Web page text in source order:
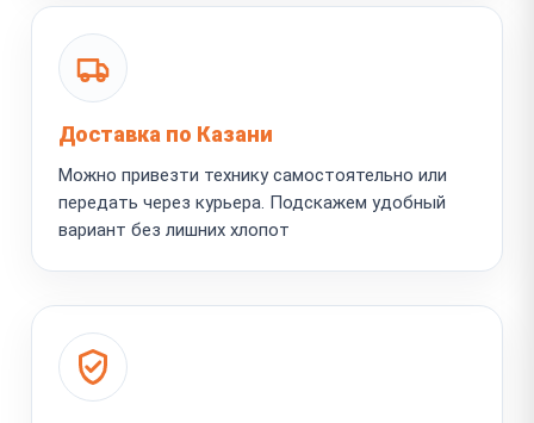
Доставка по Казани
Можно привезти технику самостоятельно или
передать через курьера. Подскажем удобный
вариант без лишних хлопот